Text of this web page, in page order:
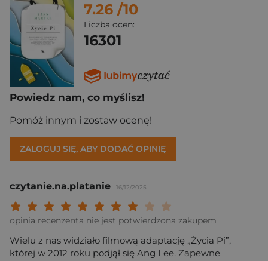
7.26 /10
Liczba ocen:
16301
Powiedz nam, co myślisz!
Pomóż innym i zostaw ocenę!
ZALOGUJ SIĘ, ABY DODAĆ OPINIĘ
czytanie.na.platanie 16/12/2025
Twoja ocena:
Twoja ocena: Wybitna 9/
Twoja ocena: Rewelacyjna 8/
Twoja ocena: Bardzo dobra 7/10"
Twoja ocena: Dobra 6/10"
Twoja ocena: Przeciętna 5/10"
Twoja ocena: Może być 4/10"
Twoja ocena: Słaba 3/10"
Twoja ocena: Bardzo słaba 2/10"
Twoja ocena: Beznadziejna 1/10"
opinia recenzenta nie jest potwierdzona zakupem
Wielu z nas widziało filmową adaptację „Życia Pi”,
której w 2012 roku podjął się Ang Lee. Zapewne